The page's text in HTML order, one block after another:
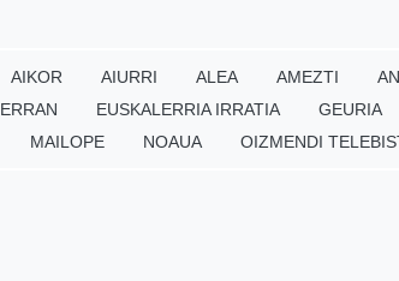
AIKOR AIURRI ALEA AMEZTI
ERRAN EUSKALERRIA IRRATIA GEURIA
MAILOPE NOAUA OIZMENDI